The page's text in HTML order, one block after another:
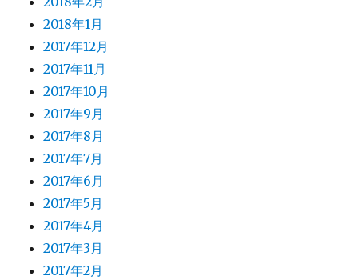
2018年1月
2017年12月
2017年11月
2017年10月
2017年9月
2017年8月
2017年7月
2017年6月
2017年5月
2017年4月
2017年3月
2017年2月